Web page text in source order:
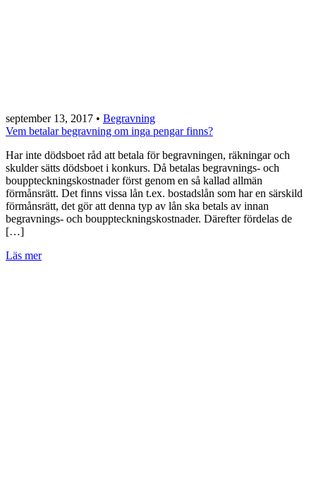
september 13, 2017 • Begravning
Vem betalar begravning om inga pengar finns?
Har inte dödsboet råd att betala för begravningen, räkningar och
skulder sätts dödsboet i konkurs. Då betalas begravnings- och
bouppteckningskostnader först genom en så kallad allmän
förmånsrätt. Det finns vissa lån t.ex. bostadslån som har en särskild
förmånsrätt, det gör att denna typ av lån ska betals av innan
begravnings- och bouppteckningskostnader. Därefter fördelas de
[…]
Läs mer